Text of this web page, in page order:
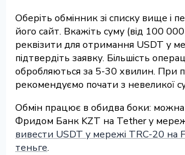
Оберіть обмінник зі списку вище і
його сайт. Вкажіть суму (від 100
реквізити для отримання USDT у
підтвердіть заявку. Більшість
обробляються за 5-30 хвилин. При
рекомендуємо почати з невеликої
Обмін працює в обидва боки:
Фридом Банк KZT на Tether у
вивести USDT у мережі TRC-20 на
теньге.